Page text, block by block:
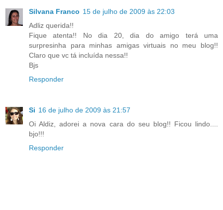
Silvana Franco 15 de julho de 2009 às 22:03
Adliz querida!!
Fique atenta!! No dia 20, dia do amigo terá uma
surpresinha para minhas amigas virtuais no meu blog!!
Claro que vc tá incluída nessa!!
Bjs
Responder
Si 16 de julho de 2009 às 21:57
Oi Aldiz, adorei a nova cara do seu blog!! Ficou lindo....
bjo!!!
Responder